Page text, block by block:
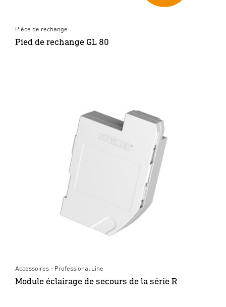
Pièce de rechange
Pied de rechange GL 80
Accessoires - Professional Line
Module éclairage de secours de la série R